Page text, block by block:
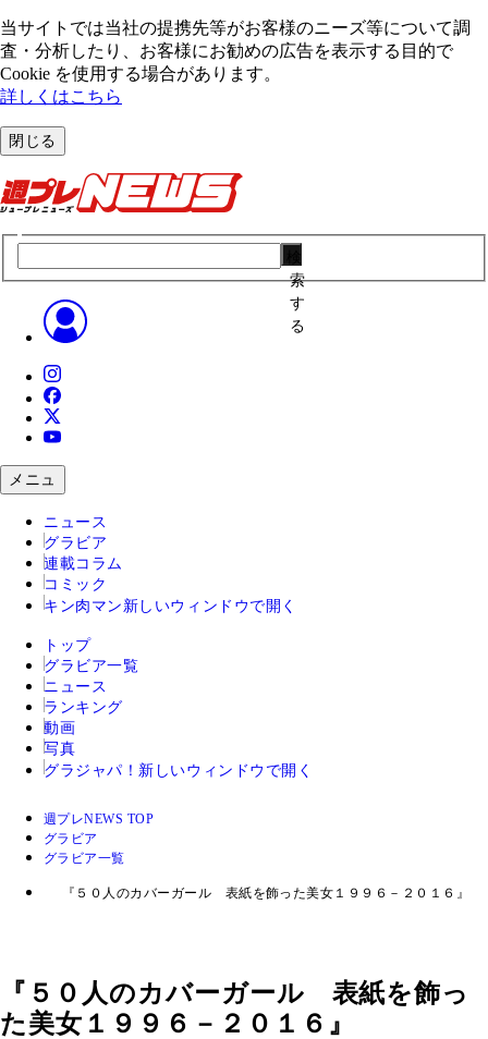
当サイトでは当社の提携先等がお客様のニーズ等について調
査・分析したり、お客様にお勧めの広告を表⽰する⽬的で
Cookie を使⽤する場合があります。
詳しくはこちら
閉じる
索
す
る
メニュ
ニュース
グラビア
連載コラム
コミック
キン肉マン 新しいウィンドウで開く
トップ
グラビア一覧
ニュース
ランキング
動画
写真
グラジャパ！ 新しいウィンドウで開く
週プレNEWS TOP
グラビア
グラビア一覧
『５０人のカバーガール 表紙を飾った美女１９９６－２０１６』
『５０人のカバーガール 表紙を飾っ
た美女１９９６－２０１６』